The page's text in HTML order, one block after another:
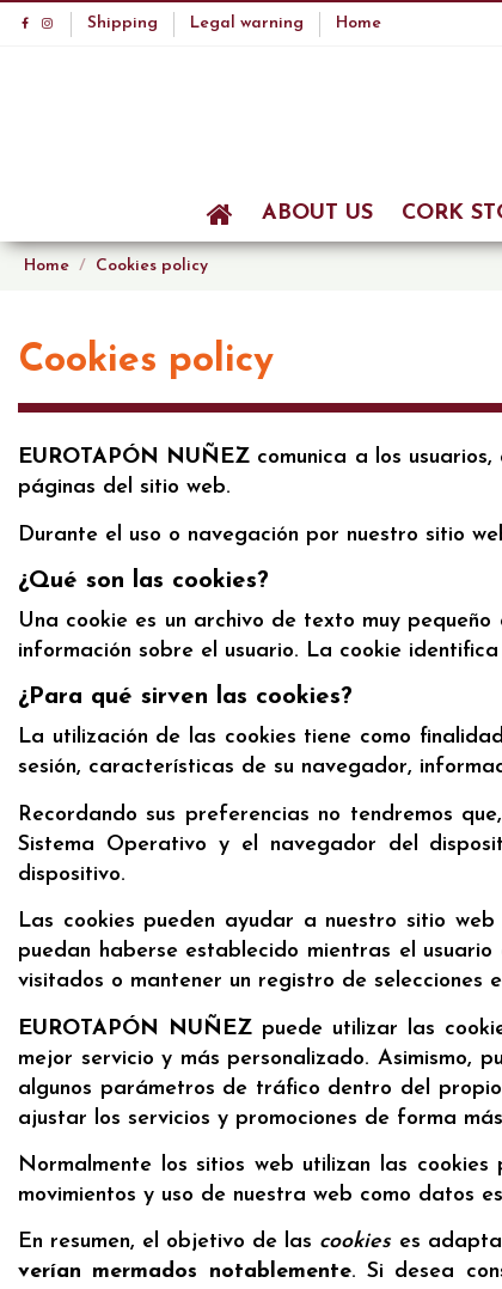
Shipping Legal warning Home
ABOUT US CORK
Home Cookies policy
Cookies policy
EUROTAPÓN NUÑEZ comunica a los
páginas del sitio web.
Durante el uso o navegación por nuestro sitio
¿Qué son las cookies?
Una cookie es un archivo de texto muy
información sobre el usuario. La cookie
¿Para qué sirven las cookies?
La utilización de las cookies tiene como
sesión, características de su navegador,
Recordando sus preferencias no tendremos
Sistema Operativo y el navegador del
dispositivo.
Las cookies pueden ayudar a nuestro sitio
puedan haberse establecido mientras el
visitados o mantener un registro de selecciones
EUROTAPÓN NUÑEZpuede utilizar las
mejor servicio y más personalizado.
algunos parámetros de tráfico dentro del
ajustar los servicios y promociones de forma
Normalmente los sitios web utilizan las
movimientos y uso de nuestra web como datos
En resumen, el objetivo de las cookies es
verían mermados notablemente. Si desea